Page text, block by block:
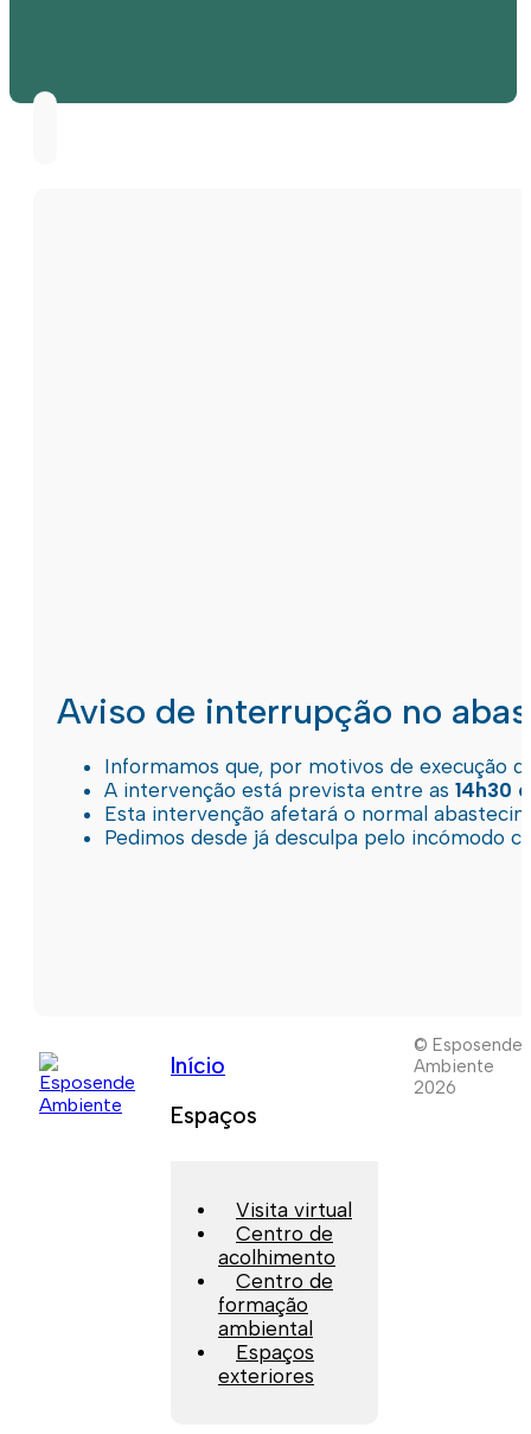
Aviso de interrupção no
Informamos que, por motivos de execução
A intervenção está prevista entre as 14h30
Esta intervenção afetará o normal
Pedimos desde já desculpa pelo incómodo
Início
Espaços
Visita virtual
Centro de
acolhimento
Centro de
formação
ambiental
Espaços
exteriores
© Esposende
Ambiente
2026